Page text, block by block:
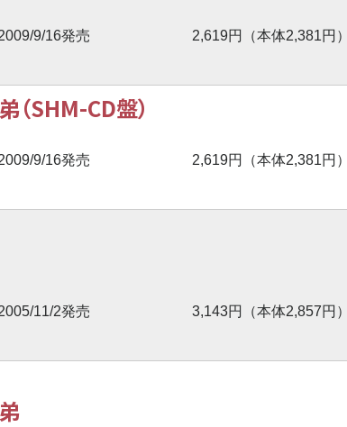
9/16発売
2,619円（本体2,381円）
SHM-CD盤）
9/16発売
2,619円（本体2,381円）
11/2発売
3,143円（本体2,857円）